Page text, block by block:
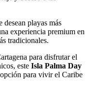
desean playas más
experiencia premium en
tradicionales.
para disfrutar el
este Isla Palma Day
para vivir el Caribe